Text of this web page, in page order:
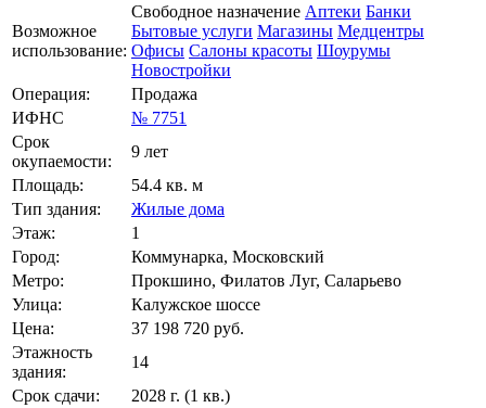
Возможное
использование:
Свободное назначение Аптеки Банки
Бытовые услуги Магазины Медцентры
Офисы Салоны красоты Шоурумы
Новостройки
Операция:
Продажа
ИФНС
№ 7751
Срок
окупаемости:
9 лет
Площадь:
54.4 кв. м
Тип здания:
Жилые дома
Этаж:
1
Город:
Коммунарка, Московский
Метро:
Прокшино, Филатов Луг, Саларьево
Улица:
Калужское шоссе
Цена:
37 198 720 руб.
Этажность
здания:
14
Срок сдачи:
2028 г. (1 кв.)